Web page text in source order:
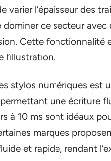
varier l’épaisseur des
ce secteur avec
Cette fonctionnalité
l’illustration.
stylos numériques est
une écriture
à 10 ms sont idéaux
marques
et rapide, rendant